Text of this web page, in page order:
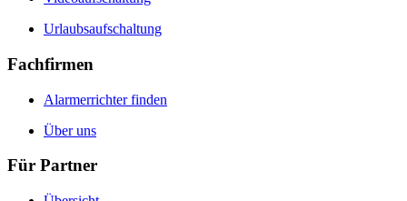
Urlaubsaufschaltung
Fachfirmen
Alarmerrichter finden
Über uns
Für Partner